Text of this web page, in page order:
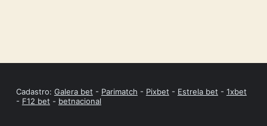
Cadastro: Galera bet - Parimatch - Pixbet - Estrela bet - 1xbet
- F12 bet - betnacional